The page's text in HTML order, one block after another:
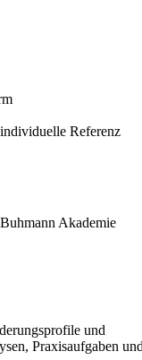
Referenz
Akademie
und
Praxisaufgaben